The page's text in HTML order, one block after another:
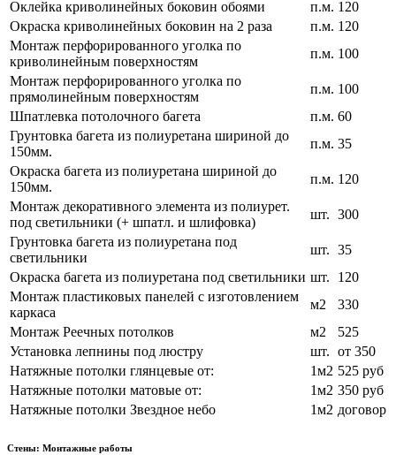
Оклейка криволинейных боковин обоями
п.м. 120
Окраска криволинейных боковин на 2 раза
п.м. 120
Монтаж перфорированного уголка по
криволинейным поверхностям
п.м. 100
Монтаж перфорированного уголка по
прямолинейным поверхностям
п.м. 100
Шпатлевка потолочного багета
п.м. 60
Грунтовка багета из полиуретана шириной до
150мм.
п.м. 35
Окраска багета из полиуретана шириной до
150мм.
п.м. 120
Монтаж декоративного элемента из полиурет.
под светильники (+ шпатл. и шлифовка)
шт. 300
Грунтовка багета из полиуретана под
светильники
шт. 35
Окраска багета из полиуретана под светильники шт.
120
Монтаж пластиковых панелей с изготовлением
каркаса
м2
330
Монтаж Реечных потолков
м2
525
Установка лепнины под люстру
шт. от 350
Натяжные потолки глянцевые от:
1м2 525 руб
Натяжные потолки матовые от:
1м2 350 руб
Натяжные потолки Звездное небо
1м2 договор
Стены: Монтажные работы